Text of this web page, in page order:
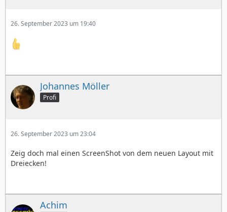
26. September 2023 um 19:40
Johannes Möller
Profi
26. September 2023 um 23:04
Zeig doch mal einen ScreenShot von dem neuen Layout mit
Dreiecken!
Achim